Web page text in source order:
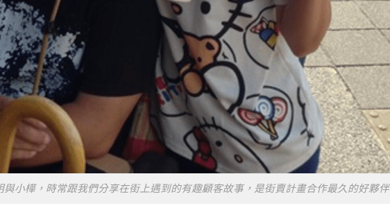
與小樺，時常跟我們分享在街上遇到的有趣顧客故事，是街賣計畫合作最久的好夥伴